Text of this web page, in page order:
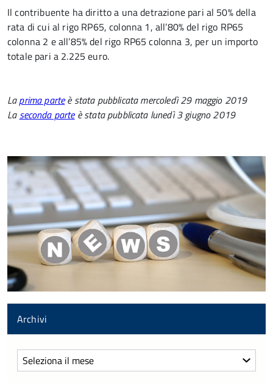
Il contribuente ha diritto a una detrazione pari al 50% della
rata di cui al rigo RP65, colonna 1, all’80% del rigo RP65
colonna 2 e all’85% del rigo RP65 colonna 3, per un importo
totale pari a 2.225 euro.
Laprima parteè stata pubblicata mercoledì 29 maggio 2019
La seconda parte è stata pubblicata lunedì 3 giugno 2019
Archivi
Archivi